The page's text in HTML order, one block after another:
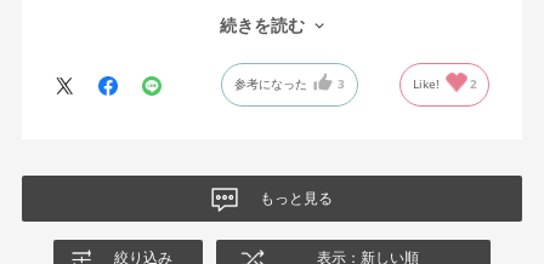
オフィスチェアにしては比較的コンパクトで家に置くのに最適で
した、座り心地も良く大変気に入っています。
今回どうしても欲しい色の組み合わせがあったので固定肘の物を
購入しましたが、欲を言えば稼働肘バージョンもバイカラーなど
続きを読む
参考になった 3 Like! 2
もっと見る
絞り込み 表示：新しい順